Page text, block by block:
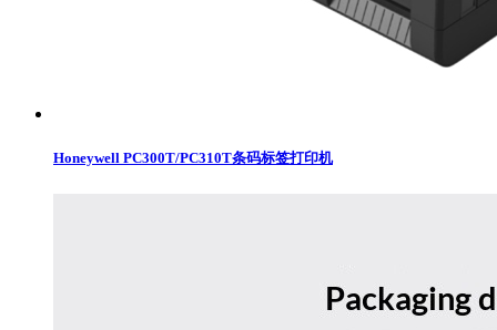
Honeywell PC300T/PC310T条码标签打印机